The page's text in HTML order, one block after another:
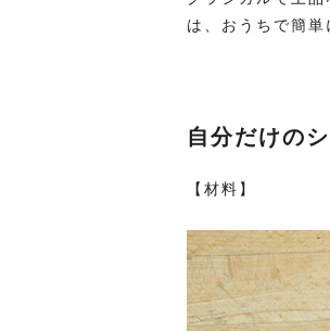
は、おうちで簡
自分だけの
【材料】